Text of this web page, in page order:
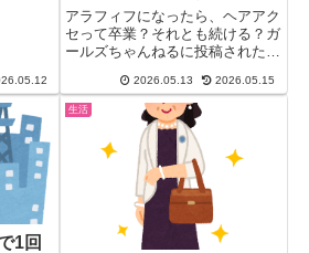
ュ・クリップ・まさかの山
伏グッズまで
アラフィフになったら、ヘアアク
セって卒業？それとも続ける？ガ
ールズちゃんねるに投稿されたこ
2026.05.13 2026.05.15
1回
生活